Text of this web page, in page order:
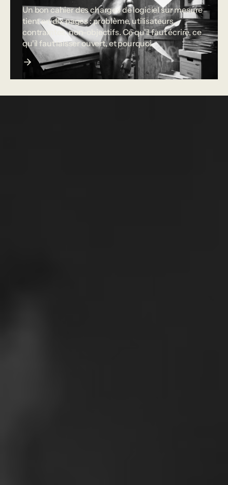
Un bon cahier des charges de logiciel sur mesure
tient en dix pages : problème, utilisateurs,
contraintes, non-objectifs. Ce qu'il faut écrire, ce
qu'il faut laisser ouvert, et pourquoi.